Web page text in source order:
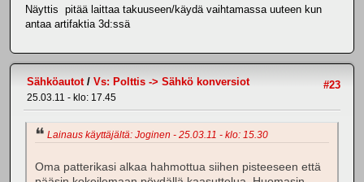
Näyttis pitää laittaa takuuseen/käydä vaihtamassa uuteen kun
antaa artifaktia 3d:ssä
#23
Sähköautot/ Vs: Polttis -> Sähkö konversiot
25.03.11 - klo: 17.45
Lainaus käyttäjältä: Joginen - 25.03.11 - klo: 15.30
Oma patterikasi alkaa hahmottua siihen pisteeseen että